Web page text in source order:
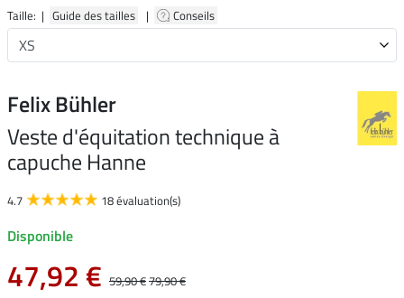
Taille: | Guide des tailles | Conseils
Felix Bühler
Veste d'équitation technique à
capuche Hanne
4.7 18 évaluation(s)
Disponible
47,92 € 59,90 €79,90 €